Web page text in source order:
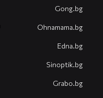
Gong.bg
Оhnamama.bg
Edna.bg
Sinoptik.bg
Grabo.bg